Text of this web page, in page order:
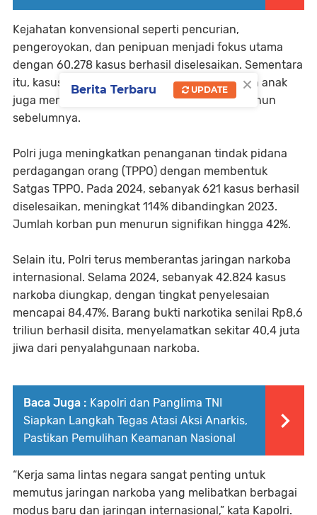
Kejahatan konvensional seperti pencurian,
pengeroyokan, dan penipuan menjadi fokus utama
dengan 60.278 kasus berhasil diselesaikan. Sementara
itu, kasus kekerasan terhadap perempuan dan anak
juga menurun sebesar 12,3% dibandingkan tahun
sebelumnya.
Polri juga meningkatkan penanganan tindak pidana
perdagangan orang (TPPO) dengan membentuk
Satgas TPPO. Pada 2024, sebanyak 621 kasus berhasil
diselesaikan, meningkat 114% dibandingkan 2023.
Jumlah korban pun menurun signifikan hingga 42%.
Selain itu, Polri terus memberantas jaringan narkoba
internasional. Selama 2024, sebanyak 42.824 kasus
narkoba diungkap, dengan tingkat penyelesaian
mencapai 84,47%. Barang bukti narkotika senilai Rp8,6
triliun berhasil disita, menyelamatkan sekitar 40,4 juta
jiwa dari penyalahgunaan narkoba.
Baca Juga : Kapolri dan Panglima TNI
Siapkan Langkah Tegas Atasi Aksi Anarkis,
Pastikan Pemulihan Keamanan Nasional
“Kerja sama lintas negara sangat penting untuk
memutus jaringan narkoba yang melibatkan berbagai
modus baru dan jaringan internasional,” kata Kapolri.
×
Berita Terbaru UPDATE